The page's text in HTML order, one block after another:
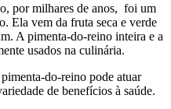
por milhares de anos, foi um
Ela vem da fruta seca e verde
A pimenta-do-reino inteira e a
usados ​​na culinária.
do-reino pode atuar
de benefícios à saúde.